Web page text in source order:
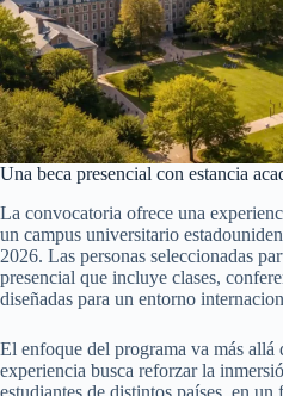
Una beca presencial con estancia
La convocatoria ofrece una
un campus universitario
2026. Las personas seleccionadas
presencial que incluye clases,
diseñadas para un entorno
El enfoque del programa va más
experiencia busca reforzar la
estudiantes de distintos países, en